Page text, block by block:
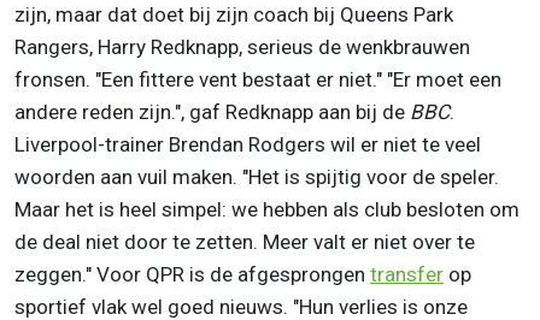
zijn, maar dat doet bij zijn coach bij Queens Park
Rangers, Harry Redknapp, serieus de wenkbrauwen
fronsen. "Een fittere vent bestaat er niet." "Er moet een
andere reden zijn.", gaf Redknapp aan bij de BBC.
Liverpool-trainer Brendan Rodgers wil er niet te veel
woorden aan vuil maken. "Het is spijtig voor de speler.
Maar het is heel simpel: we hebben als club besloten om
de deal niet door te zetten. Meer valt er niet over te
zeggen." Voor QPR is de afgesprongen transfer op
sportief vlak wel goed nieuws. "Hun verlies is onze